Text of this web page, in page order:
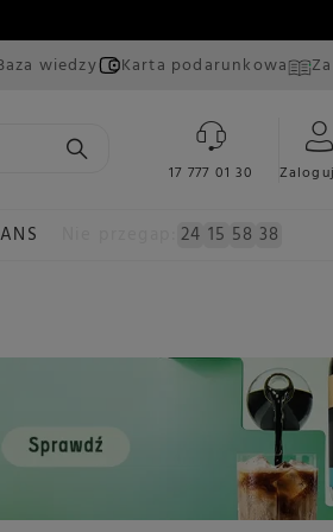
wiedzy Karta podarunkowa
17 777 01 30
24 15 58 38